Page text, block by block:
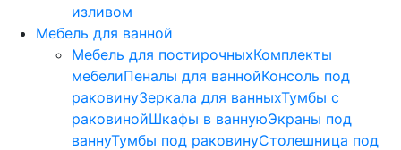
изливом
Мебель для ванной
Мебель для постирочныхКомплекты
мебелиПеналы для ваннойКонсоль под
раковинуЗеркала для ванныхТумбы с
раковинойШкафы в ваннуюЭкраны под
ваннуТумбы под раковинуСтолешница под